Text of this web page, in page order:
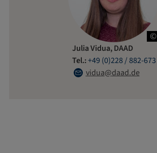
©
Julia Vidua, DAAD
Tel.:+49 (0)228 / 882-673
vidua
daad.de